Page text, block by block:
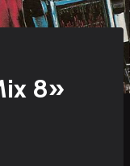
8»